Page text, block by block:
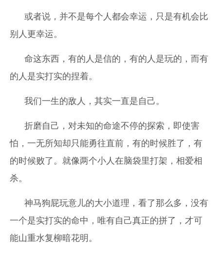
或者说，并不是每个人都会幸运，只是有机会比
别人更幸运。
命这东西，有的人是信的，有的人是玩的，而有
的人是实打实的捏着。
我们一生的敌人，其实一直是自己。
折磨自己，对未知的命途不停的探索，即使害
怕，一无所知却只能勇往直前，有的时候胜了，有
的时候败了。就像两个小人在脑袋里打架，相爱相
杀。
神马狗屁玩意儿的大小道理，看了那么多，没有
一个是实打实的命中，唯有自己真正的拼了，才可
能山重水复柳暗花明。